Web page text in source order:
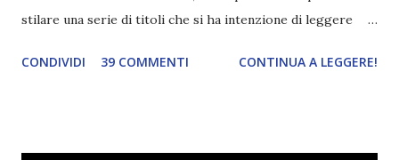
stilare una serie di titoli che si ha intenzione di leggere
una rubrica per tenere sotto controllo le reading
CONDIVIDI 39 COMMENTI CONTINUA A LEGGERE!